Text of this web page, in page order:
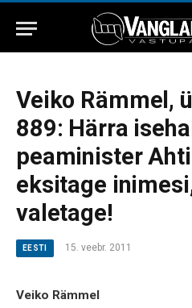
Veiko Rämmel,
889: Härra
peaminister
eksitage
valetage!
EESTI 15. veebr. 2011
Veiko Rämmel